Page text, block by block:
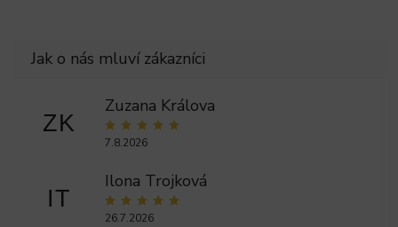
ZK
Zuzana Králova
7.8.2026
IT
Ilona Trojková
26.7.2026